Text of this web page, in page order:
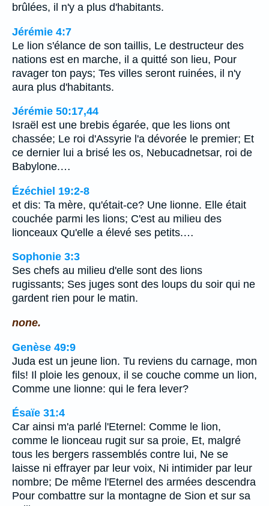
brûlées, il n'y a plus d'habitants.
Jérémie 4:7
Le lion s'élance de son taillis, Le destructeur des
nations est en marche, il a quitté son lieu, Pour
ravager ton pays; Tes villes seront ruinées, il n'y
aura plus d'habitants.
Jérémie 50:17,44
Israël est une brebis égarée, que les lions ont
chassée; Le roi d'Assyrie l'a dévorée le premier; Et
ce dernier lui a brisé les os, Nebucadnetsar, roi de
Babylone.…
Ézéchiel 19:2-8
et dis: Ta mère, qu'était-ce? Une lionne. Elle était
couchée parmi les lions; C'est au milieu des
lionceaux Qu'elle a élevé ses petits.…
Sophonie 3:3
Ses chefs au milieu d'elle sont des lions
rugissants; Ses juges sont des loups du soir qui ne
gardent rien pour le matin.
none.
Genèse 49:9
Juda est un jeune lion. Tu reviens du carnage, mon
fils! Il ploie les genoux, il se couche comme un lion,
Comme une lionne: qui le fera lever?
Ésaïe 31:4
Car ainsi m'a parlé l'Eternel: Comme le lion,
comme le lionceau rugit sur sa proie, Et, malgré
tous les bergers rassemblés contre lui, Ne se
laisse ni effrayer par leur voix, Ni intimider par leur
nombre; De même l'Eternel des armées descendra
Pour combattre sur la montagne de Sion et sur sa